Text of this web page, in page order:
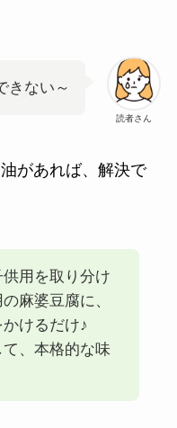
読者さん
きない～
があれば、解決で
用を取り分け
麻婆豆腐に、
けるだけ♪
、本格的な味